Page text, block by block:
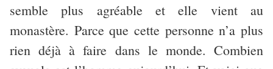
semble plus agréable et elle vient au
monastère. Parce que cette personne n’a plus
rien déjà à faire dans le monde. Combien